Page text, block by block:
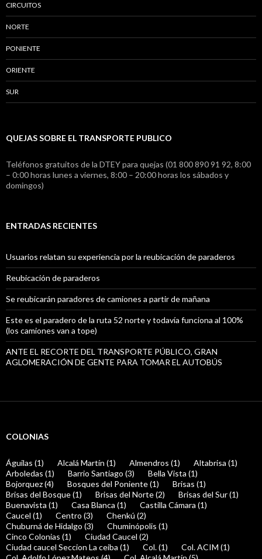
CIRCUITOS
NORTE
PONIENTE
ORIENTE
SUR
QUEJAS SOBRE EL TRANSPORTE PUBLICO
Teléfonos gratuitos de la DTEY para quejas (01 800 890 91 92, 8:00
– 0:00 horas lunes a viernes, 8:00 – 20:00 horas los sábados y
domingos)
ENTRADAS RECIENTES
Usuarios relatan su experiencia por la reubicación de paraderos
Reubicación de paraderos
Se reubicarán paradores de camiones a partir de mañana
Este es el paradero de la ruta 52 norte y todavía funciona al 100%
(los camiones van a tope)
ANTE EL RECORTE DEL TRANSPORTE PÚBLICO, GRAN
AGLOMERACIÓN DE GENTE PARA TOMAR EL AUTOBÚS
COLONIAS
Águilas (1) Alcalá Martín (1) Almendros (1)
Altabrisa (1)
Arboledas (1)
Barrio Santiago (3)
Bella Vista (1)
Bojorquez (4)
Bosques del Poniente (1)
Brisas (1)
Brisas del Bosque (1)
Brisas del Norte (2)
Brisas del Sur (1)
Buenavista (1)
Casa Blanca (1)
Castilla Cámara (1)
Caucel (1)
Centro (3)
Chenkú (2)
Chuburná de Hidalgo (3)
Chuminópolis (1)
Cinco Colonias (1)
Ciudad Caucel (2)
Ciudad caucel Seccion La ceiba (1)
Col. (1)
Col. ACIM (1)